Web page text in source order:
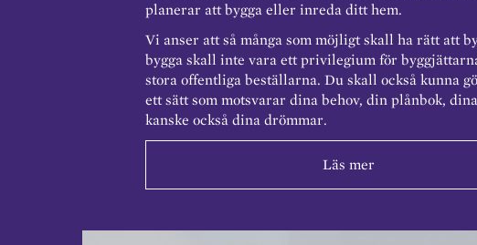
planerar att bygga eller inreda ditt hem.
Vi anser att så många som möjligt skall ha rätt att
bygga skall inte vara ett privilegium för
stora offentliga beställarna. Du skall också kunna
ett sätt som motsvarar dina behov, din plånbok,
kanske också dina drömmar.
Läs mer